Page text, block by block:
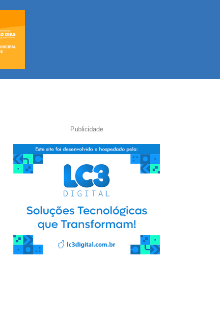
Publicidade